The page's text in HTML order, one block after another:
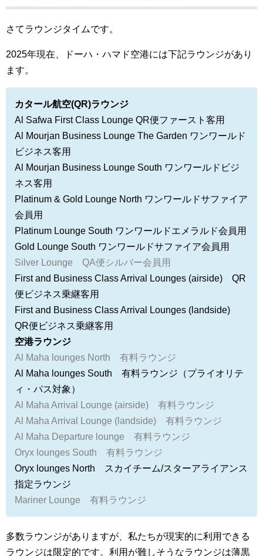
さてラウンジタイムです。
2025年現在、ドーハ・ハマド空港には下記ラウンジがあり
ます。
カタール航空(QR)ラウンジ
Al Safwa First Class Lounge QR便ファースト客用
Al Mourjan Business Lounge The Garden ワンワールド
ビジネス客用
Al Mourjan Business Lounge South ワンワールドビジ
ネス客用
Platinum & Gold Lounge North ワンワールドサファイア
会員用
Platinum Lounge South ワンワールドエメラルド会員用
Gold Lounge South ワンワールドサファイア会員用
Silver Lounge QA便シルバー会員用
First and Business Class Arrival Lounges (airside) QR
便ビジネス乗継客用
First and Business Class Arrival Lounges (landside)
QR便ビジネス乗継客用
空港ラウンジ
Al Maha lounges North 有料ラウンジ
Al Maha lounges South 有料ラウンジ（プライオリテ
ィ・パス対象）
Al Maha Arrival Lounge (airside) 有料ラウンジ
Al Maha Arrival Lounge (landside) 有料ラウンジ
Al Maha Departure lounge 有料ラウンジ
Oryx lounges South 有料ラウンジ
Oryx lounges North スカイチーム/スターアライアンス
指定ラウンジ
Mariner Lounge 有料ラウンジ
多数ラウンジがありますが、私たちが現実的に利用できる
ラウンジは限定的です。利用が難しそうなラウンジは薄黒